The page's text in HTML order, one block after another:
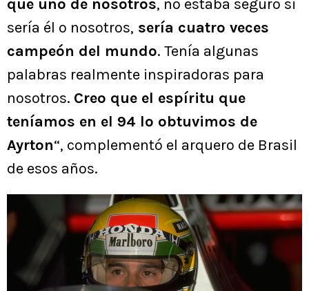
que uno de nosotros, no estaba seguro si
sería él o nosotros, sería cuatro veces
campeón del mundo. Tenía algunas
palabras realmente inspiradoras para
nosotros. Creo que el espíritu que
teníamos en el 94 lo obtuvimos de
Ayrton“, complementó el arquero de Brasil
de esos años.